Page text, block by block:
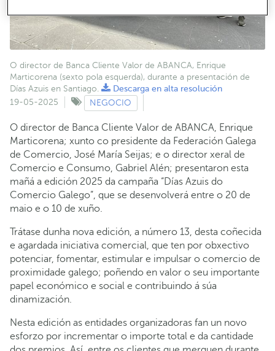
O director de Banca Cliente Valor de ABANCA, Enrique
Marticorena (sexto pola esquerda), durante a presentación de
Días Azuis en Santiago.
Descarga en alta resolución
19-05-2025
NEGOCIO
O director de Banca Cliente Valor de ABANCA, Enrique
Marticorena; xunto co presidente da Federación Galega
de Comercio, José María Seijas; e o director xeral de
Comercio e Consumo, Gabriel Alén; presentaron esta
mañá a edición 2025 da campaña “Días Azuis do
Comercio Galego”, que se desenvolverá entre o 20 de
maio e o 10 de xuño.
Trátase dunha nova edición, a número 13, desta coñecida
e agardada iniciativa comercial, que ten por obxectivo
potenciar, fomentar, estimular e impulsar o comercio de
proximidade galego; poñendo en valor o seu importante
papel económico e social e contribuindo á súa
dinamización.
Nesta edición as entidades organizadoras fan un novo
esforzo por incrementar o importe total e da cantidade